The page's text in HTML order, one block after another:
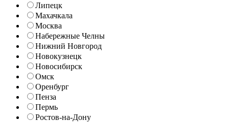
Липецк
Махачкала
Москва
Набережные Челны
Нижний Новгород
Новокузнецк
Новосибирск
Омск
Оренбург
Пенза
Пермь
Ростов-на-Дону